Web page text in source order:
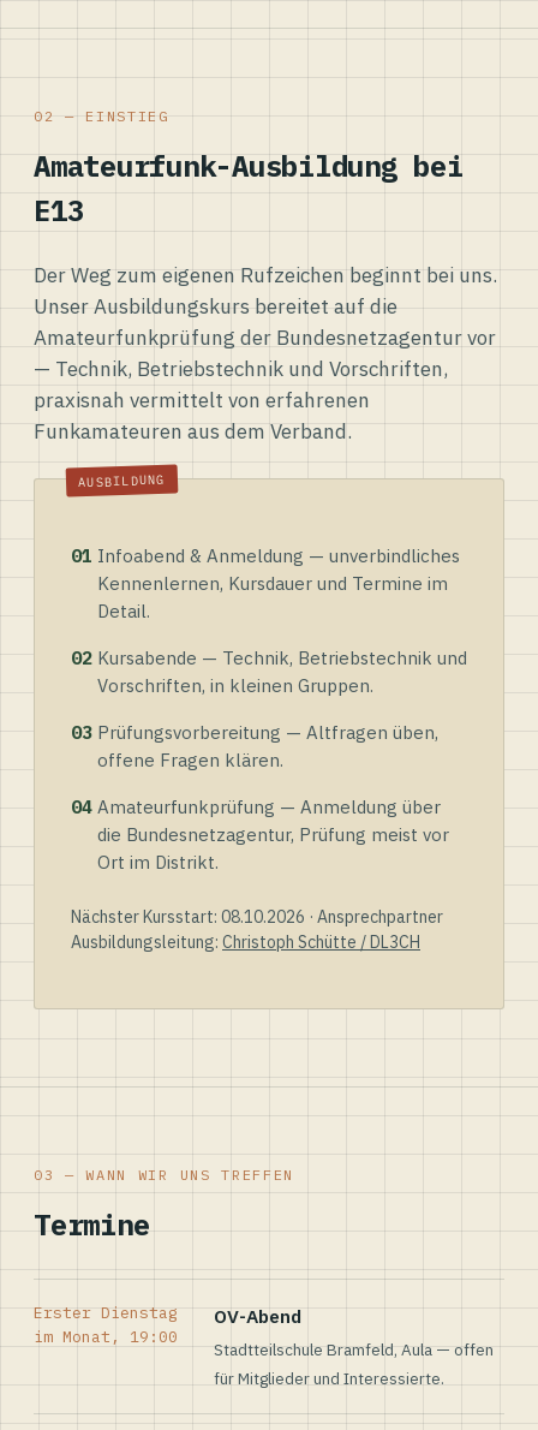
02 — EINSTIEG
Amateurfunk-Ausbildung bei
E13
Der Weg zum eigenen Rufzeichen beginnt bei uns.
Unser Ausbildungskurs bereitet auf die
Amateurfunkprüfung der Bundesnetzagentur vor
— Technik, Betriebstechnik und Vorschriften,
praxisnah vermittelt von erfahrenen
Funkamateuren aus dem Verband.
01 Infoabend & Anmeldung — unverbindliches
Kennenlernen, Kursdauer und Termine im
Detail.
02 Kursabende — Technik, Betriebstechnik und
Vorschriften, in kleinen Gruppen.
03 Prüfungsvorbereitung — Altfragen üben,
offene Fragen klären.
04 Amateurfunkprüfung — Anmeldung über
die Bundesnetzagentur, Prüfung meist vor
Ort im Distrikt.
Nächster Kursstart: 08.10.2026 · Ansprechpartner
Ausbildungsleitung: Christoph Schütte / DL3CH
03 — WANN WIR UNS TREFFEN
Termine
Erster Dienstag
im Monat, 19:00
OV-Abend
Stadtteilschule Bramfeld, Aula — offen
für Mitglieder und Interessierte.